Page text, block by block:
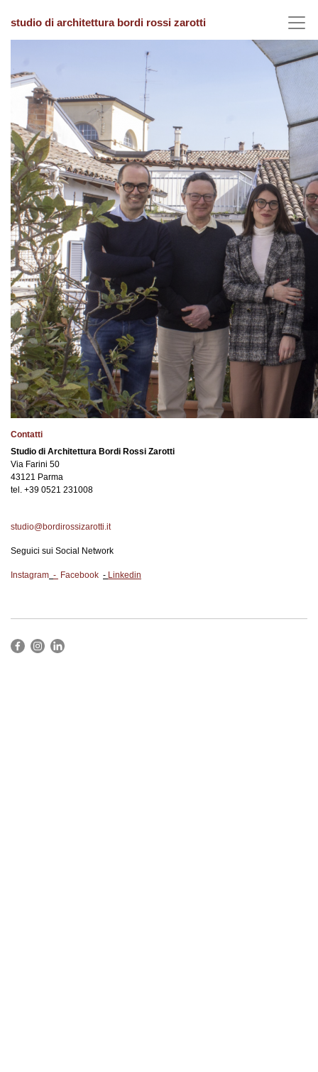
studio di architettura bordi rossi zarotti
Contatti
Studio di Architettura Bordi Rossi Zarotti
Via Farini 50
43121 Parma
tel. +39 0521 231008
studio@bordirossizarotti.it
Seguici sui Social Network
Instagram - Facebook - Linkedin